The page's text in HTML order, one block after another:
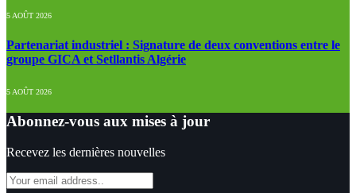
5 AOÛT 2026
Partenariat industriel : Signature de deux conventions entre le
groupe GICA et Setllantis Algérie
5 AOÛT 2026
Abonnez-vous aux mises à jour
Recevez les dernières nouvelles